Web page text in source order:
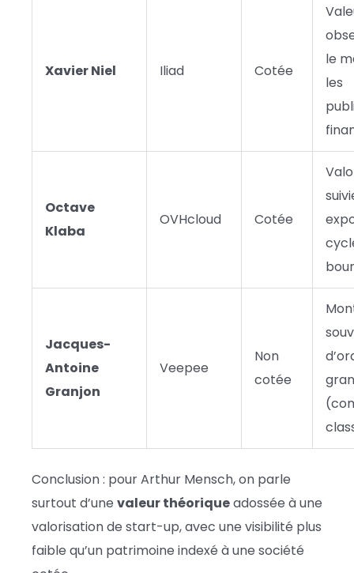
Xavier Niel Iliad Cotée
le
les
Octave
Klaba
OVHcloud Cotée
Jacques-
Antoine
Granjon
Veepee
Non
cotée
Conclusion : pour Arthur Mensch, on parle
surtout d’une valeur théoriqueadossée à une
valorisation de start-up, avec une visibilité plus
faible qu’un patrimoine indexé à une société